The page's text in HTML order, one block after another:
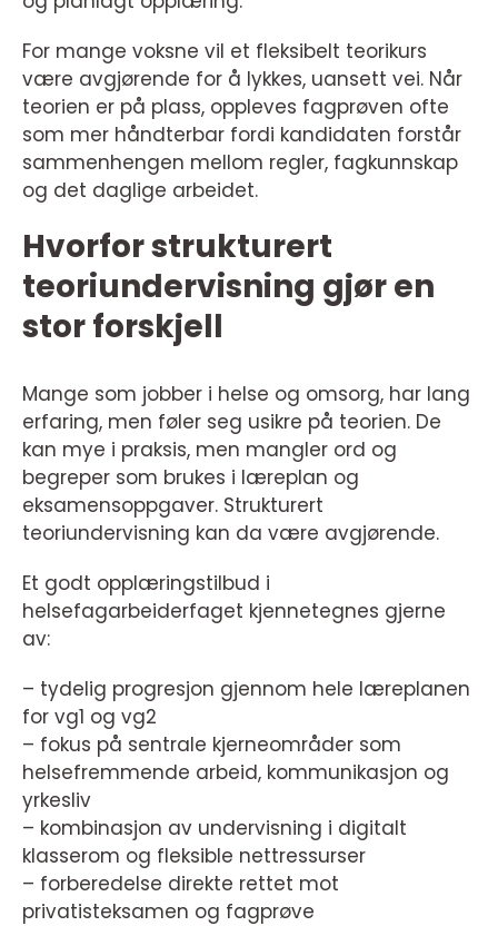
For mange voksne vil et fleksibelt teorikurs
være avgjørende for å lykkes, uansett vei. Når
teorien er på plass, oppleves fagprøven ofte
som mer håndterbar fordi kandidaten forstår
sammenhengen mellom regler, fagkunnskap
og det daglige arbeidet.
Hvorfor strukturert
teoriundervisning gjør en
stor forskjell
Mange som jobber i helse og omsorg, har lang
erfaring, men føler seg usikre på teorien. De
kan mye i praksis, men mangler ord og
begreper som brukes i læreplan og
eksamensoppgaver. Strukturert
teoriundervisning kan da være avgjørende.
Et godt opplæringstilbud i
helsefagarbeiderfaget kjennetegnes gjerne
av:
– tydelig progresjon gjennom hele læreplanen
for vg1 og vg2
– fokus på sentrale kjerneområder som
helsefremmende arbeid, kommunikasjon og
yrkesliv
– kombinasjon av undervisning i digitalt
klasserom og fleksible nettressurser
– forberedelse direkte rettet mot
privatisteksamen og fagprøve